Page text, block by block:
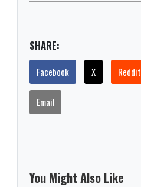
SHARE:
Facebook X Reddit
Email
You Might Also Like